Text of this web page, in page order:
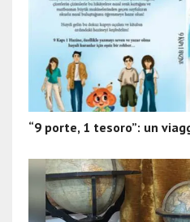
“9 porte, 1 tesoro”: un